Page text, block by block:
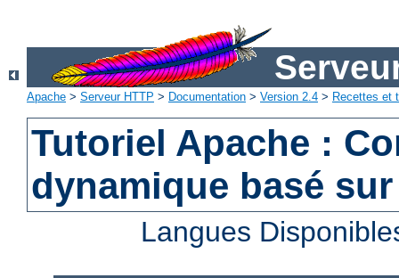
Apache > Serveur HTTP > Documentation > Version 2.4 > Recettes et
Tutoriel Apache :
dynamique basé sur
Langues